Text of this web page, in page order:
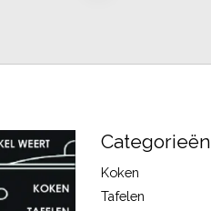
Categorieën
Koken
Tafelen